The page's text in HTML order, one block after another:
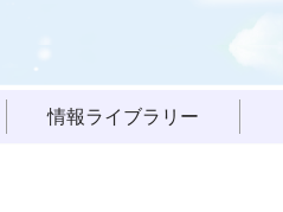
情報ライブラリー